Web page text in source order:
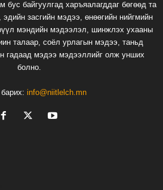
байгуулгад харъяалагддаг бөгөөд та
засгийн мэдээ, өнөөгийн нийгмийн
мэндийн мэдээлэл, шинжлэх ухааны
талаар, соёл урлагын мэдээ, таньд
гадаад мэдээ мэдээллийг олж унших
болно.
info@niitlelch.mn